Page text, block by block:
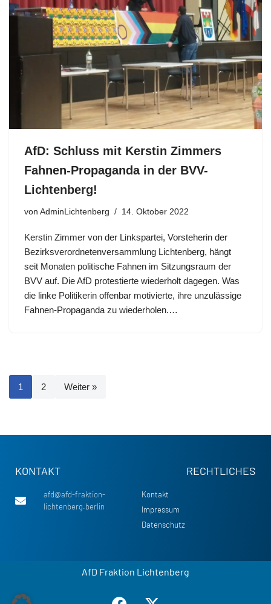
AfD: Schluss mit Kerstin Zimmers
Fahnen-Propaganda in der BVV-
Lichtenberg!
von AdminLichtenberg 14. Oktober 2022
Kerstin Zimmer von der Linkspartei, Vorsteherin der
Bezirksverordnetenversammlung Lichtenberg, hängt
seit Monaten politische Fahnen im Sitzungsraum der
BVV auf. Die AfD protestierte wiederholt dagegen. Was
die linke Politikerin offenbar motivierte, ihre unzulässige
Fahnen-Propaganda zu wiederholen.…
1 2 Weiter »
KONTAKT
afd@afd-fraktion-
lichtenberg.berlin
RECHTLICHES
Kontakt
Impressum
Datenschutz
AfD Fraktion Lichtenberg